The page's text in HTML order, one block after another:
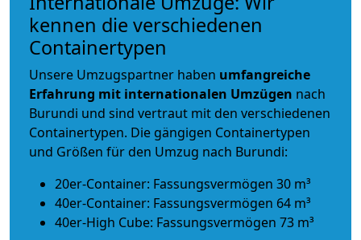
kennen die verschiedenen
Containertypen
Unsere Umzugspartner haben umfangreiche
Erfahrung mit internationalen Umzügen nach
Burundi und sind vertraut mit den verschiedenen
Containertypen. Die gängigen Containertypen
und Größen für den Umzug nach Burundi:
20er-Container: Fassungsvermögen 30 m³
40er-Container: Fassungsvermögen 64 m³
40er-High Cube: Fassungsvermögen 73 m³